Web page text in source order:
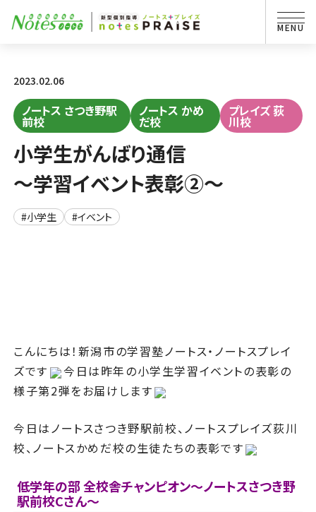
2023.02.06
ノートス さつき野駅
前校
ノートス かめ
だ校
プレイズ 荻
川校
小学生がんばり通信
～学習イベント表彰②～
#小学生 #イベント
こんにちは！新潟市の学習塾ノートス・ノートスプレイ
ズです
今日は昨年の小学生学習イベントの表彰の
様子第2弾をお届けします
今日はノートスさつき野駅前校、ノートスプレイズ荻川
校、ノートスかめだ校の生徒たちの表彰です
低学年の部 全校舎チャンピオン～ノートスさつき野
駅前校Cさん～